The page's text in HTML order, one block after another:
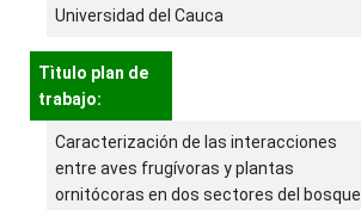
Universidad del Cauca
Tìtulo plan de
trabajo:
Caracterización de las interacciones
entre aves frugívoras y plantas
ornitócoras en dos sectores del bosque